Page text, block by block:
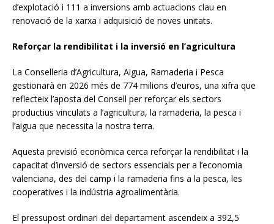
d’explotació i 111 a inversions amb actuacions clau en
renovació de la xarxa i adquisició de noves unitats.
Reforçar la rendibilitat i la inversió en l’agricultura
La Conselleria d’Agricultura, Aigua, Ramaderia i Pesca
gestionarà en 2026 més de 774 milions d’euros, una xifra que
reflecteix l’aposta del Consell per reforçar els sectors
productius vinculats a l’agricultura, la ramaderia, la pesca i
l’aigua que necessita la nostra terra.
Aquesta previsió econòmica cerca reforçar la rendibilitat i la
capacitat d’inversió de sectors essencials per a l’economia
valenciana, des del camp i la ramaderia fins a la pesca, les
cooperatives i la indústria agroalimentària.
El pressupost ordinari del departament ascendeix a 392,5